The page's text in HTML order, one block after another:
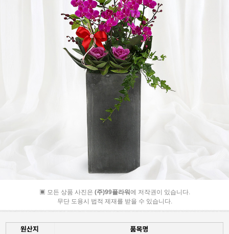
▣ 모든 상품 사진은 (주)99플라워에 저작권이 있습니다.
무단 도용시 법적 제재를 받을 수 있습니다.